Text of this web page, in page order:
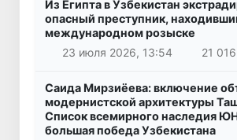
Из Египта в Узбекистан
опасный преступник,
международном розыске
23 июля 2026, 13:54
21 016
Саида Мирзиёева: включение
модернистской архитектуры
Список всемирного наследия
большая победа Узбекистана